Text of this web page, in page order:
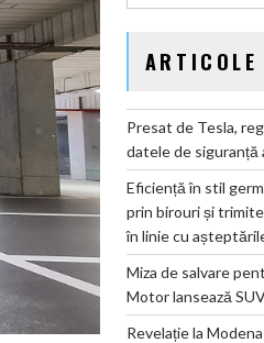
ARTICOLE
Presat de Tesla,
datele de siguranță
Eficiență în stil
prin birouri și
în linie cu
Miza de salvare
Motor lansează
Revelație la